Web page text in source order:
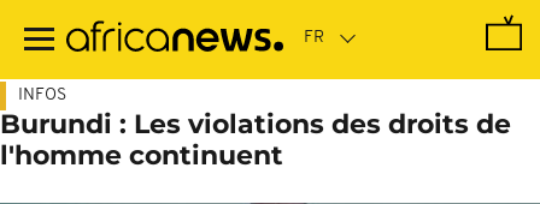
contenu
INFOS
Burundi : Les violations des droits de
l'homme continuent